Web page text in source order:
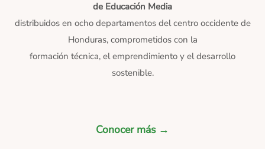
de Educación Media
distribuidos en ocho departamentos del centro occidente de
Honduras, comprometidos con la
formación técnica, el emprendimiento y el desarrollo
sostenible.
Conocer más →